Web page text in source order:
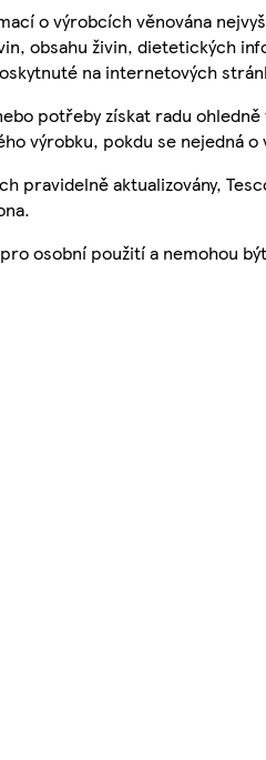
o výrobcích věnována
obsahu živin, dietetických
na internetových
potřeby získat radu
výrobku, pokdu se nejedná o
pravidelně aktualizovány,
osobní použití a nemohou